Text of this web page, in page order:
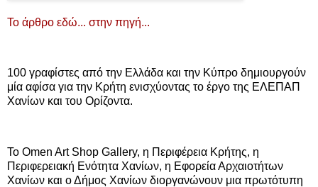
Το άρθρο εδώ... στην πηγή...
100 γραφίστες από την Ελλάδα και την Κύπρο δημιουργούν
μία αφίσα για την Κρήτη ενισχύοντας το έργο της ΕΛΕΠΑΠ
Χανίων και του Ορίζοντα.
To Omen Art Shop Gallery, η Περιφέρεια Κρήτης, η
Περιφερειακή Ενότητα Χανίων, η Εφορεία Αρχαιοτήτων
Χανίων και ο Δήμος Χανίων διοργανώνουν μια πρωτότυπη